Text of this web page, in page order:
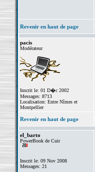
Revenir en haut de page
pacis
Modérateur
Inscrit le: 01 D�c 2002
Messages: 8713
Localisation: Entre Nîmes et
Montpellier
Revenir en haut de page
el_barto
PowerBook de Cuir
Inscrit le: 09 Nov 2008
Messages: 21